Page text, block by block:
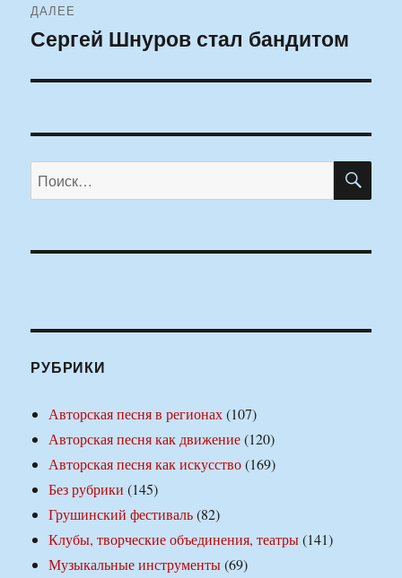
ДАЛЕЕ
Следующая
Сергей Шнуров стал бандитом
Искать:
РУБРИКИ
Авторская песня в регионах(107)
Авторская песня как движение(120)
Авторская песня как искусство(169)
Без рубрики (145)
Грушинский фестиваль(82)
Клубы, творческие объединения, театры(141)
Музыкальные инструменты(69)